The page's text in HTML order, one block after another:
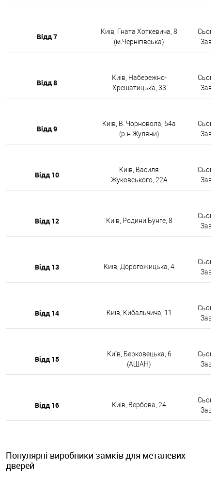
Відд 7
Київ, Гната Хоткевича, 8
(м.Чернігівська)
Відд 8
Київ, Набережно-
Хрещатицька, 33
Відд 9
Київ, В. Чорновола, 54а
(р-н Жуляни)
Відд 10
Київ, Василя
Жуковського, 22А
Відд 12 Київ, Родини Бунге, 8
Відд 13 Київ, Дорогожицька, 4
Відд 14 Київ, Кибальчича, 11
Відд 15
Київ, Берковецька, 6
(АШАН)
Відд 16 Київ, Вербова, 24
Популярні виробники замків для металевих
дверей